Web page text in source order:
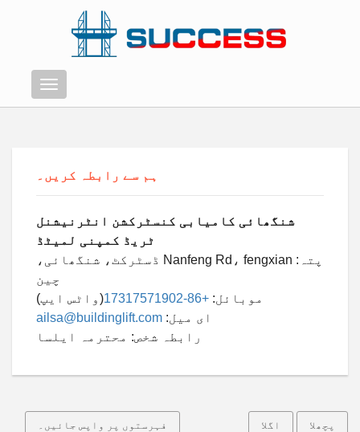
ہم سے رابطہ کریں۔
شنگھائی کامیابی کنسٹرکشن انٹرنیشنل
ٹریڈ کمپنی لمیٹڈ
پتہ: Nanfeng Rd، fengxian ڈسٹرکٹ، شنگھائی،
چین
موبائل: +86-17317571902
(واٹس ایپ)
ای میل: ailsa@buildinglift.com
رابطہ شخص: محترمہ ایلسا
فہرستوں پر واپس جائیں۔ پچھلا اگلا